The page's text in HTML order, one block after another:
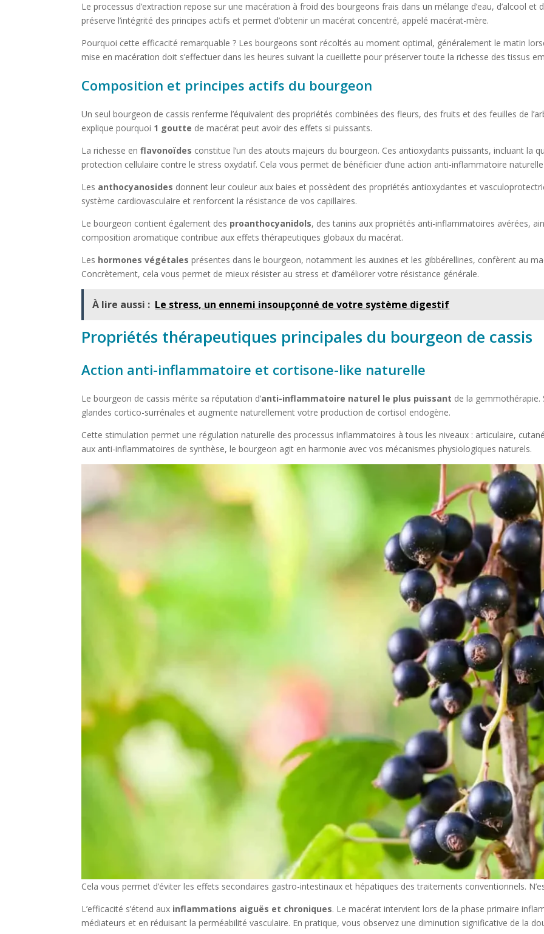
Le processus d’extraction repose sur une macération à froid des bourgeons frais dans un mélange d’eau, d’alcool
préserve l’intégrité des principes actifs et permet d’obtenir un macérat concentré, appelé macérat-mère.
Pourquoi cette efficacité remarquable ? Les bourgeons sont récoltés au moment optimal, généralement le matin
mise en macération doit s’effectuer dans les heures suivant la cueillette pour préserver toute la richesse des tissus
Composition et principes actifs du bourgeon
Un seul bourgeon de cassis renferme l’équivalent des propriétés combinées des fleurs, des fruits et des feuilles de
explique pourquoi 1 goutte de macérat peut avoir des effets si puissants.
La richesse enflavonoïdes constitue l’un des atouts majeurs du bourgeon. Ces antioxydants puissants, incluant la
protection cellulaire contre le stress oxydatif. Cela vous permet de bénéficier d’une action anti-inflammatoire
Les anthocyanosides donnent leur couleur aux baies et possèdent des propriétés antioxydantes et
système cardiovasculaire et renforcent la résistance de vos capillaires.
Le bourgeon contient également des proanthocyanidols, des tanins aux propriétés anti-inflammatoires avérées,
composition aromatique contribue aux effets thérapeutiques globaux du macérat.
Les hormones végétales présentes dans le bourgeon, notamment les auxines et les gibbérellines, confèrent au
Concrètement, cela vous permet de mieux résister au stress et d’améliorer votre résistance générale.
À lire aussi : Le stress, un ennemi insoupçonné de votre système digestif
Propriétés thérapeutiques principales du bourgeon de cassis
Action anti-inflammatoire et cortisone-like naturelle
Le bourgeon de cassis mérite sa réputation d’anti-inflammatoire naturel le plus puissant de la
glandes cortico-surrénales et augmente naturellement votre production de cortisol endogène.
Cette stimulation permet une régulation naturelle des processus inflammatoires à tous les niveaux : articulaire,
aux anti-inflammatoires de synthèse, le bourgeon agit en harmonie avec vos mécanismes physiologiques naturels.
Cela vous permet d’éviter les effets secondaires gastro-intestinaux et hépatiques des traitements conventionnels.
L’efficacité s’étend aux inflammations aiguës et chroniques. Le macérat intervient lors de la phase primaire
médiateurs et en réduisant la perméabilité vasculaire. En pratique, vous observez une diminution significative de la